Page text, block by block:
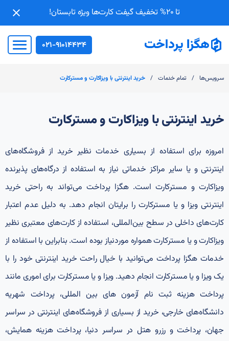
تا 20% تخفیف گیفت کارت‌ها ویژه تابستان!
021-91014434
سرویس‌ها / تمام خدمات / خرید اینترنتی با ویزاکارت و مسترکارت
خرید اینترنتی با ویزاکارت و مسترکارت
امروزه برای استفاده از بسیاری خدمات نظیر خرید از فروشگاه‌های
اینترنتی و یا سایر مراکز خدماتی نیاز به استفاده از درگاه‌های پذیرنده
ویزاکارت و مسترکارت است. هگزا پرداخت می‌تواند به راحتی خرید
اینترنتی ویزا و یا مسترکارت را برایتان انجام دهد. به دلیل عدم اعتبار
کارت‌های داخلی در سطح‌ بین‌المللی، استفاده از کارت‌های معتبری نظیر
ویزا‌کارت و یا مسترکارت همواره مورد‌نیاز بوده است. بنابراین با استفاده از
خدمات هگزا پرداخت می‌توانید با خیال راحت خرید اینترنتی خود را با
یک ویزا و یا مسترکارت انجام دهید. ویزا و یا مسترکارت برای اموری مانند
پرداخت هزینه ثبت نام آزمون های بین‌ المللی، پرداخت شهریه
دانشگاه‌های خارجی، خرید از بسیاری از فروشگاه‌های اینترنتی در سراسر
جهان، پرداخت و رزرو هتل در سراسر دنیا، پرداخت هزینه همایش،